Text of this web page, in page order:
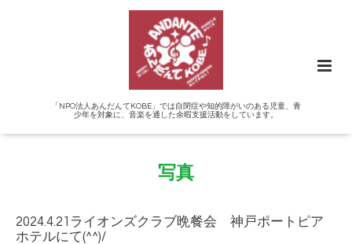
「NPO法人あんだんてKOBE」では自閉症や知的障がいのある児童、青
少年を対象に、音楽を通した余暇支援活動をしています。
写真
2024.4.21ライオンズクラブ晩餐会 神戸ポートピア
ホテルにて(^^)/